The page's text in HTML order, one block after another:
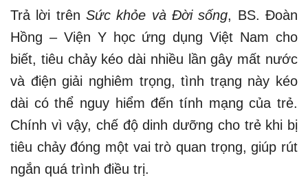
Trả lời trên Sức khỏe và Đời sống, BS. Đoàn
Hồng – Viện Y học ứng dụng Việt Nam cho
biết, tiêu chảy kéo dài nhiều lần gây mất nước
và điện giải nghiêm trọng, tình trạng này kéo
dài có thể nguy hiểm đến tính mạng của trẻ.
Chính vì vậy, chế độ dinh dưỡng cho trẻ khi bị
tiêu chảy đóng một vai trò quan trọng, giúp rút
ngắn quá trình điều trị.